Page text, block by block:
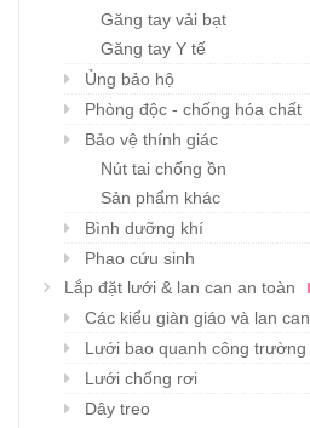
Găng tay vải bạt
Găng tay Y tế
Ủng bảo hộ
Phòng độc - chống hóa chất
Bảo vệ thính giác
Nút tai chống ồn
Sản phẩm khác
Bình dưỡng khí
Phao cứu sinh
Lắp đặt lưới & lan can an toàn
Các kiểu giàn giáo và lan can
Lưới bao quanh công trường
Lưới chống rơi
Dây treo